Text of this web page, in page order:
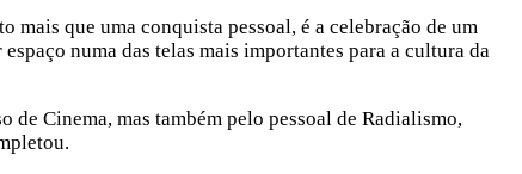
mais que uma conquista pessoal, é a celebração de um
numa das telas mais importantes para a cultura da
Cinema, mas também pelo pessoal de Radialismo,